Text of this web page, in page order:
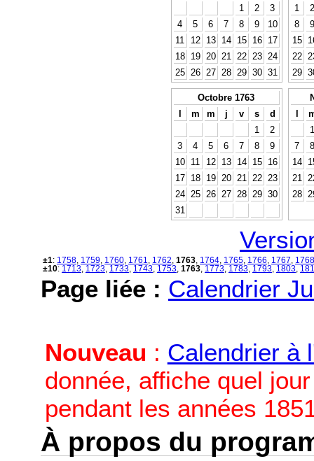
1
2
3
4
5 6 7 8 9
10
11
12 13 14 15 16
17
18
19 20 21 22 23
24
25
26 27 28 29 30 31
1
2
8
9
15
22
29
Octobre 1763
l
m m j v s
d
1
2
3
4 5 6 7 8
9
10
11 12 13 14 15
16
17
18 19 20 21 22
23
24
25 26 27 28 29 30
31
l
1
7
8
14
21
28
±1: 1758 1759 1760 1761 1762 1763 1764 1765 1766 1767
1768
±10: 1713 1723 1733 1743 1753 1763 1773 1783 1793 1803
Page liée : Calendrier
Nouveau : Calendrier à
donnée, affiche quel
pendant les années
À propos du